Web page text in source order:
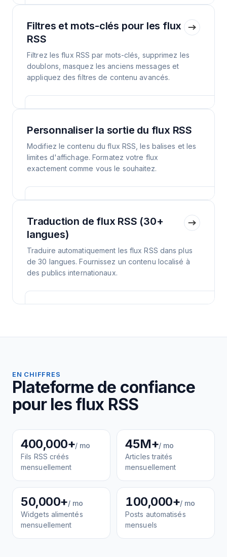
Filtres et mots-clés pour les flux
RSS
Filtrez les flux RSS par mots-clés, supprimez les
doublons, masquez les anciens messages et
appliquez des filtres de contenu avancés.
Personnaliser la sortie du flux RSS
Modifiez le contenu du flux RSS, les balises et les
limites d'affichage. Formatez votre flux
exactement comme vous le souhaitez.
Traduction de flux RSS (30+
langues)
Traduire automatiquement les flux RSS dans plus
de 30 langues. Fournissez un contenu localisé à
des publics internationaux.
EN CHIFFRES
Plateforme de confiance
pour les flux RSS
400,000+/ mo
Fils RSS créés
mensuellement
45M+/ mo
Articles traités
mensuellement
50,000+/ mo
Widgets alimentés
mensuellement
100,000+/ mo
Posts automatisés
mensuels